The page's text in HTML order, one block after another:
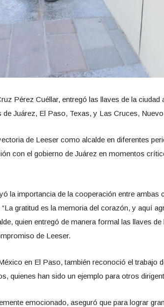
Pérez Cuéllar, entregó las llaves de la
Juárez, El Paso, Texas, y Las Cruces,
de Leeser como alcalde en diferentes
con el gobierno de Juárez en momentos
la importancia de la cooperación entre
gratitud es la memoria del corazón, y aquí
quien entregó de manera formal las llaves
de Leeser.
en El Paso, también reconoció el trabajo
quienes han sido un ejemplo para otros
emocionado, aseguró que para lograr